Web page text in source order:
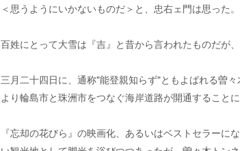
＜思うようにいかないものだ＞と、忠右ェ門は思った。
百姓にとって大雪は『吉』と昔から言われたものだが
三月二十四日に、通称"能登親知らず"ともよばれる曽
より輪島市と珠洲市をつなぐ海岸道路が開通すること
『忘却の花びら』の映画化、あるいはベストセラー